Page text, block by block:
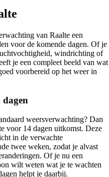
van Raalte een
voor de komende dagen. Of je
windrichting of
je een compleet beeld van wat
voorbereid op het weer in
dagen
weersverwachting? Dan
voor 14 dagen uitkomst. Deze
in de verwachte
twee weken, zodat je alvast
Of je nu een
wilt weten wat je te wachten
helpt je daarbij.